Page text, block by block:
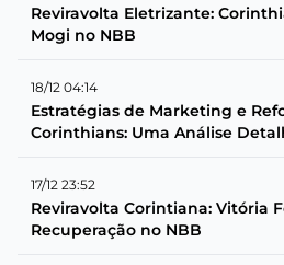
Reviravolta Eletrizante:
Mogi no NBB
18/12 04:14
Estratégias de Marketing e
Corinthians: Uma Análise
17/12 23:52
Reviravolta Corintiana: Vitória
Recuperação no NBB